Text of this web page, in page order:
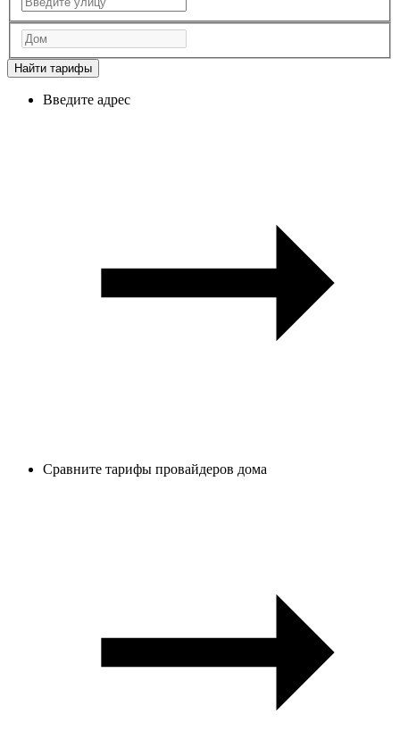
Найти тарифы
Введите адрес
Сравните тарифы провайдеров дома